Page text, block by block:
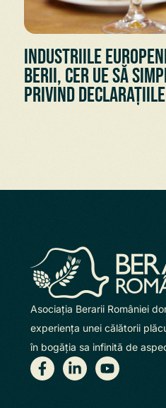
Industriile
berii, cer UE să
privind declarațiile
Asociaţia Berarii României
experienţa unei călătorii
în bogăţia sa infinită de